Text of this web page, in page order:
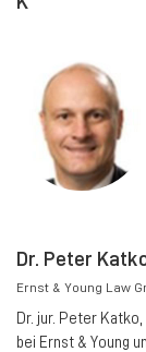
Dr. Peter
Ernst & Young Law
Dr. jur. Peter
bei Ernst & Young